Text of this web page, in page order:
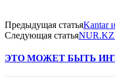
Предыдущая статьяKantar
Следующая статьяNUR.KZ
ЭТО МОЖЕТ БЫТЬ